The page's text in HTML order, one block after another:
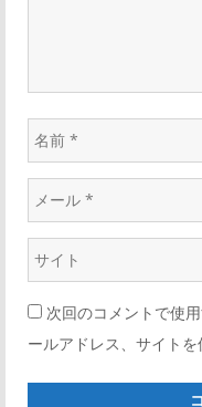
名
前
ー
ル
*
ウ
ェ
ブ
サ
次回のコメントで使
ールアドレス、サイトを